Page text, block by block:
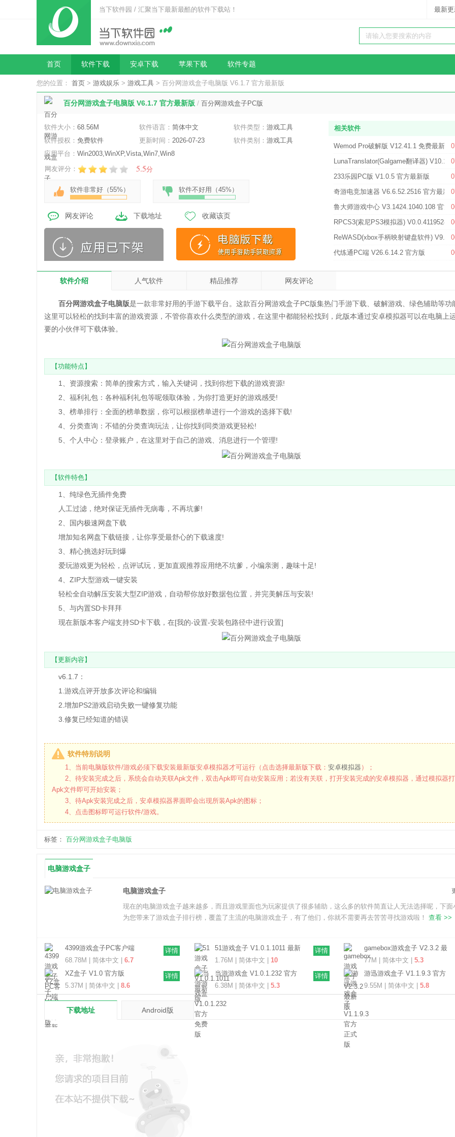
当下软件园 / 汇聚当下最新最酷的软件下载站！ 最新
首页 软件下载 安卓下载 苹果下载 软件专题
您的位置： 首页 > 游戏娱乐 > 游戏工具 > 百分网游戏盒子电脑版 V6.1.7 官方最新版
百分网游戏盒子电脑版 V6.1.7 官方最新版 / 百分网游戏盒子PC版
软件大小： 68.56M 软件语言： 简体中文 软件类型：游戏工具
软件授权： 免费软件 更新时间： 2026-07-23 软件类别：游戏工具
应用平台： Win2003,WinXP,Vista,Win7,Win8
网友评分：
5.5分
软件非常好（55% ） 软件不好用（45% ）
网友评论 下载地址 收藏该页
相关软件
Wemod Pro破解版 V12.41.1 免费最新版
LunaTranslator(Galgame翻译器)
233乐园PC版 V1.0.5 官方最新版
奇游电竞加速器 V6.6.52.2516 官方最新
鲁大师游戏中心 V3.1424.1040.108 官方
RPCS3(索尼PS3模拟器) V0.0.4119528
ReWASD(xbox手柄映射键盘软件)
代练通PC端 V26.6.14.2 官方版
软件介绍 人气软件 精品推荐 网友评论
百分网游戏盒子电脑版是一款非常好用的手游下载平台。这款百分网游戏盒子PC版集热门手游下载、破解游戏、绿色辅助等功
这里可以轻松的找到丰富的游戏资源，不管你喜欢什么类型的游戏，在这里中都能轻松找到，此版本通过安卓模拟器可以在电脑上
要的小伙伴可下载体验。
【功能特点】
1、资源搜索：简单的搜索方式，输入关键词，找到你想下载的游戏资源!
2、福利礼包：各种福利礼包等呢领取体验，为你打造更好的游戏感受!
3、榜单排行：全面的榜单数据，你可以根据榜单进行一个游戏的选择下载!
4、分类查询：不错的分类查询玩法，让你找到同类游戏更轻松!
5、个人中心：登录账户，在这里对于自己的游戏、消息进行一个管理!
【软件特色】
1、纯绿色无插件免费
人工过滤，绝对保证无插件无病毒，不再坑爹!
2、国内极速网盘下载
增加知名网盘下载链接，让你享受最舒心的下载速度!
3、精心挑选好玩到爆
爱玩游戏更为轻松，点评试玩，更加直观推荐应用绝不坑爹，小编亲测，趣味十足!
4、ZIP大型游戏一键安装
轻松全自动解压安装大型ZIP游戏，自动帮你放好数据包位置，并完美解压与安装!
5、与内置SD卡拜拜
现在新版本客户端支持SD卡下载，在[我的-设置-安装包路径中进行设置]
【更新内容】
v6.1.7：
1.游戏点评开放多次评论和编辑
2.增加PS2游戏启动失败一键修复功能
3.修复已经知道的错误
软件特别说明
1、当前电脑版软件/游戏必须下载安装最新版安卓模拟器才可运行（点击选择最新版下载： 安卓模拟器 ）；
2、待安装完成之后，系统会自动关联Apk文件，双击Apk即可自动安装应用；若没有关联，打开安装完成的安卓模拟器，通过模拟器
Apk文件即可开始安装；
3、待Apk安装完成之后，安卓模拟器界面即会出现所装Apk的图标；
4、点击图标即可运行软件/游戏。
标签： 百分网游戏盒子电脑版
电脑游戏盒子
电脑游戏盒子
现在的电脑游戏盒子越来越多，而且游戏里面也为玩家提供了很多辅助，这么多的软件简直让人无法选择呢，下面
为您带来了游戏盒子排行榜，覆盖了主流的电脑游戏盒子，有了他们，你就不需要再去苦苦寻找游戏啦！ 查看 >>
4399游戏盒子PC客户端
V9.5.0.55 官方最新版
68.78M | 简体中文 | 6.7
详情
51游戏盒子 V1.0.1.1011 最新
版
1.76M | 简体中文 | 10
详情
gamebox游戏盒子 V2.3.2 最
新版
77M | 简体中文 |5.3
XZ盒子 V1.0 官方版
5.37M | 简体中文 | 8.6
详情
当游游戏盒 V1.0.1.232 官方
免费版
6.38M | 简体中文 | 5.3
详情
游迅游戏盒子 V1.1.9.3 官方
正式版
9.55M | 简体中文 |5.8
下载地址 Android版